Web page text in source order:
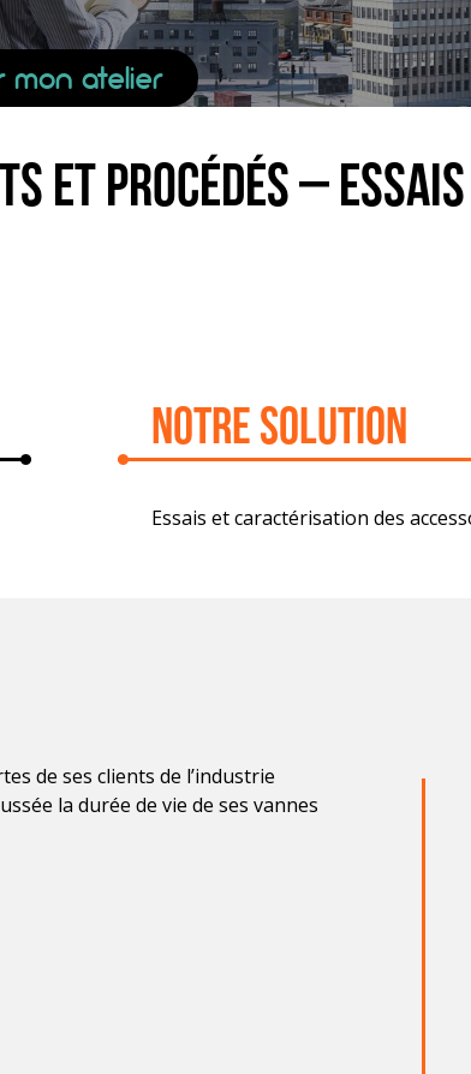
mon atelier
et procédés –
Notre solution
Essais et caractérisation des
de ses clients de l’industrie
la durée de vie de ses vannes